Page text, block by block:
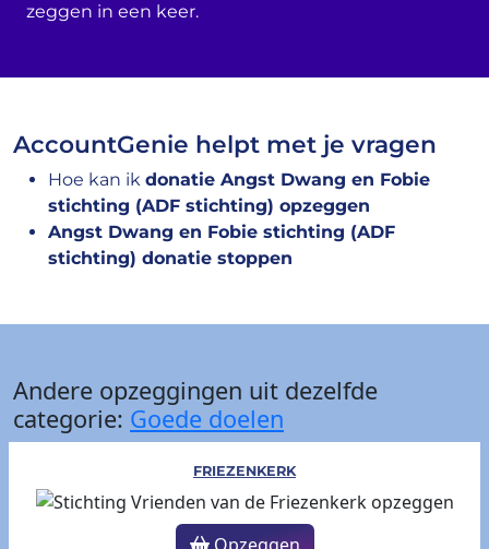
zeggen in een keer.
AccountGenie helpt met je vragen
Hoe kan ik donatie Angst Dwang en Fobie
stichting (ADF stichting) opzeggen
Angst Dwang en Fobie stichting (ADF
stichting) donatie stoppen
Andere opzeggingen uit dezelfde
categorie: Goede doelen
FRIEZENKERK